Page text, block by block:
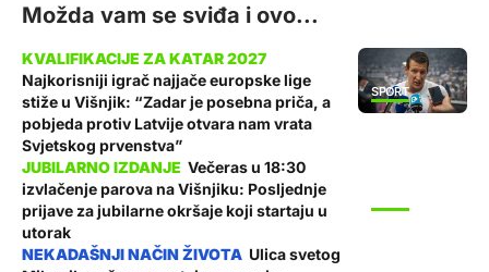
Možda vam se sviđa i ovo...
SPORT
Najkorisniji igrač najjače europske lige
stiže u Višnjik: “Zadar je posebna priča, a
pobjeda protiv Latvije otvara nam vrata
Svjetskog prvenstva”
Večeras u 18:30
izvlačenje parova na Višnjiku: Posljednje
prijave za jubilarne okršaje koji startaju u
utorak
Ulica svetog